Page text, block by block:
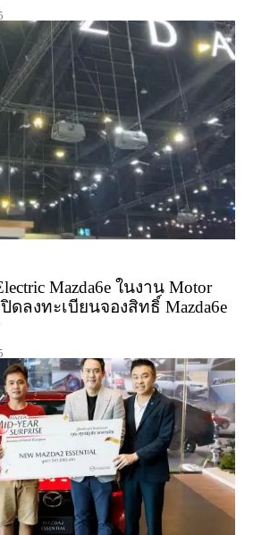
Mazda6e ในงาน Motor
ดลงทะเบียนจองสิทธิ์ Mazda6e